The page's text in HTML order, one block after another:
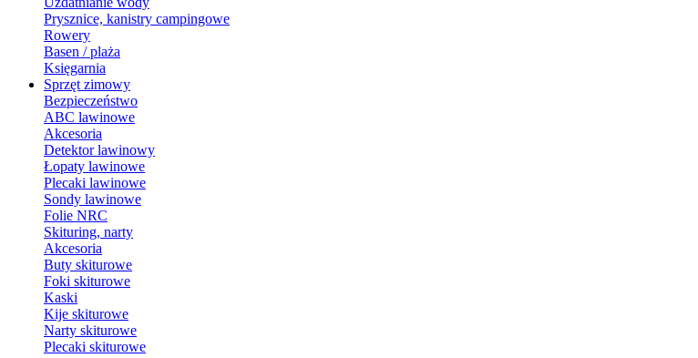
Prysznice, kanistry campingowe
Rowery
Basen / plaża
Księgarnia
Sprzęt zimowy
Bezpieczeństwo
ABC lawinowe
Akcesoria
Detektor lawinowy
Łopaty lawinowe
Plecaki lawinowe
Sondy lawinowe
Folie NRC
Skituring, narty
Akcesoria
Buty skiturowe
Foki skiturowe
Kaski
Kije skiturowe
Narty skiturowe
Plecaki skiturowe